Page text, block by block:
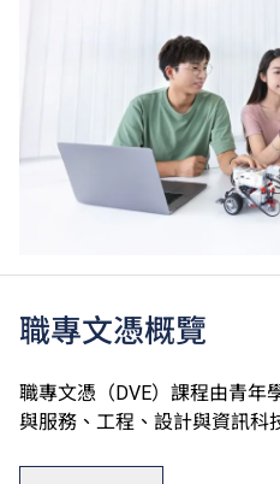
職專文憑概覽
職專文憑（DVE）課程由青年
與服務、工程、設計與資訊科